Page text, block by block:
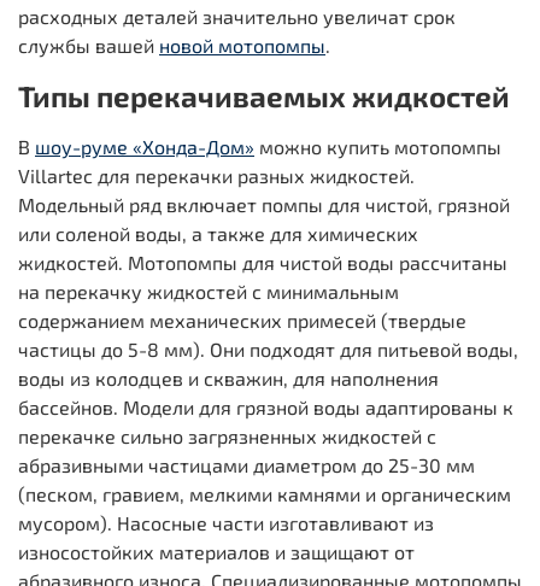
расходных деталей значительно увеличат срок
службы вашей новой мотопомпы
Типы перекачиваемых жидкостей
В шоу-руме «Хонда-Дом» можно купить мотопомпы
Villartec для перекачки разных жидкостей.
Модельный ряд включает помпы для чистой, грязной
или соленой воды, а также для химических
жидкостей. Мотопомпы для чистой воды рассчитаны
на перекачку жидкостей с минимальным
содержанием механических примесей (твердые
частицы до 5-8 мм). Они подходят для питьевой воды,
воды из колодцев и скважин, для наполнения
бассейнов. Модели для грязной воды адаптированы к
перекачке сильно загрязненных жидкостей с
абразивными частицами диаметром до 25-30 мм
(песком, гравием, мелкими камнями и органическим
мусором). Насосные части изготавливают из
износостойких материалов и защищают от
абразивного износа. Специализированные мотопомпы